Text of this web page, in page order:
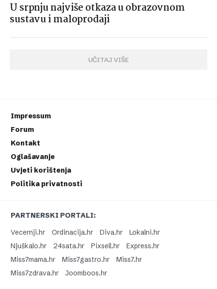
U srpnju najviše otkaza u obrazovnom
sustavu i maloprodaji
UČITAJ VIŠE
Impressum
Forum
Kontakt
Oglašavanje
Uvjeti korištenja
Politika privatnosti
PARTNERSKI PORTALI:
Vecernji.hr
Ordinacija.hr Diva.hr
Lokalni.hr
Njuškalo.hr
24sata.hr Pixsell.hr
Express.hr
Miss7mama.hr
Miss7gastro.hr
Miss7.hr
Miss7zdrava.hr
Joomboos.hr